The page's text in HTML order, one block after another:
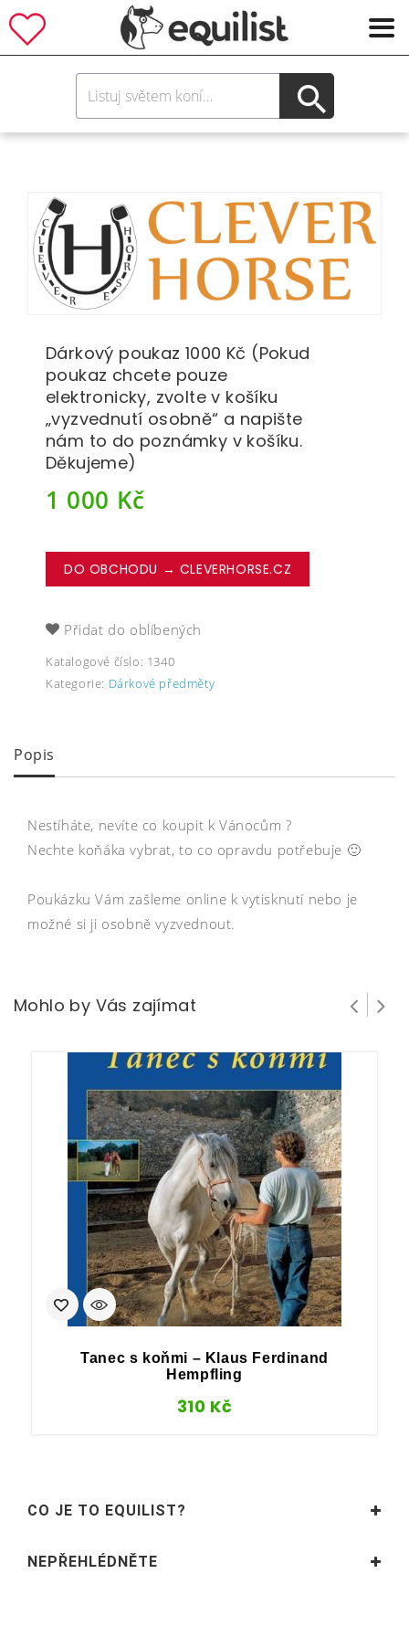
Dárkový poukaz 1000 Kč (Pokud
poukaz chcete pouze
elektronicky, zvolte v košíku
„vyzvednutí osobně“ a napište
nám to do poznámky v košíku.
Děkujeme)
1 000 Kč
DO OBCHODU → CLEVERHORSE.CZ
Přidat do oblíbených
Katalogové číslo: 1340
Kategorie: Dárkové předměty
Popis
Nestíháte, nevíte co koupit k Vánocům ?
Nechte koňáka vybrat, to co opravdu potřebuje 🙂
Poukázku Vám zašleme online k vytisknutí nebo je
možné si ji osobně vyzvednout.
Mohlo by Vás zajímat
Tanec s koňmi – Klaus Ferdinand
Hempfling
310 Kč
CO JE TO EQUILIST?
NEPŘEHLÉDNĚTE